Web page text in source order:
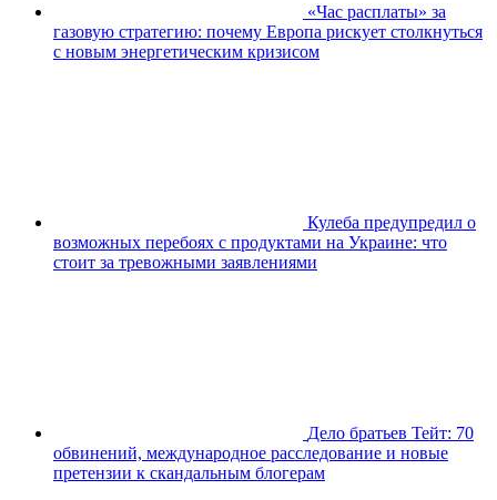
«Час расплаты» за
газовую стратегию: почему Европа рискует столкнуться
с новым энергетическим кризисом
Кулеба предупредил о
возможных перебоях с продуктами на Украине: что
стоит за тревожными заявлениями
Дело братьев Тейт: 70
обвинений, международное расследование и новые
претензии к скандальным блогерам